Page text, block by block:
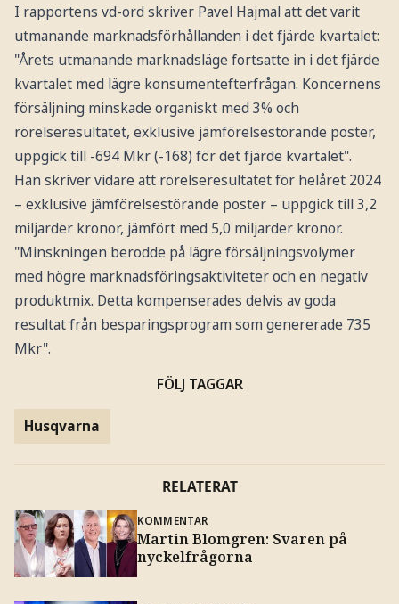
I rapportens vd-ord skriver Pavel Hajmal att det varit
utmanande marknadsförhållanden i det fjärde kvartalet:
"Årets utmanande marknadsläge fortsatte in i det fjärde
kvartalet med lägre konsumentefterfrågan. Koncernens
försäljning minskade organiskt med 3% och
rörelseresultatet, exklusive jämförelsestörande poster,
uppgick till -694 Mkr (-168) för det fjärde kvartalet".
Han skriver vidare att rörelseresultatet för helåret 2024
– exklusive jämförelsestörande poster – uppgick till 3,2
miljarder kronor, jämfört med 5,0 miljarder kronor.
"Minskningen berodde på lägre försäljningsvolymer
med högre marknadsföringsaktiviteter och en negativ
produktmix. Detta kompenserades delvis av goda
resultat från besparingsprogram som genererade 735
Mkr".
FÖLJ TAGGAR
Husqvarna
RELATERAT
KOMMENTAR
Martin Blomgren: Svaren på
nyckelfrågorna